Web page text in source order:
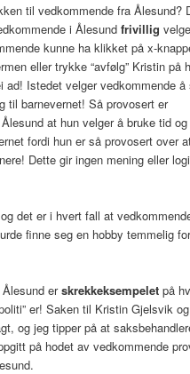
til vedkommende fra Ålesund?
i Ålesund frivillig
kunne ha klikket på x-
eller trykke “avfølg” Kristin på
ad! Istedet velger vedkommende å
til barnevernet! Så provosert er
at hun velger å bruke tid
fordi hun er så provosert over
Dette gir ingen mening eller
det er i hvert fall at
finne seg en hobby temmelig
Ålesund erskrekkeksempelet på
er! Saken til Kristin Gjelsvik
og jeg tipper på at
på hodet av vedkommende